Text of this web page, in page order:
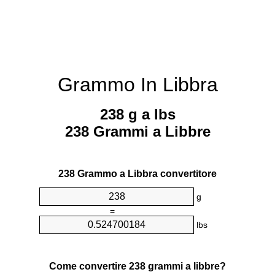
Grammo In Libbra
238 g a lbs
238 Grammi a Libbre
238 Grammo a Libbra convertitore
g
=
lbs
Come convertire 238 grammi a libbre?